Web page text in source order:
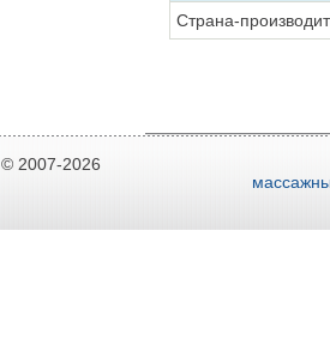
Страна-
© 2007-2026